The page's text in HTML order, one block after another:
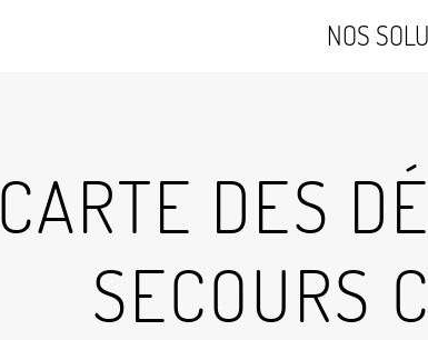
NOS
CARTE DES
SECOURS